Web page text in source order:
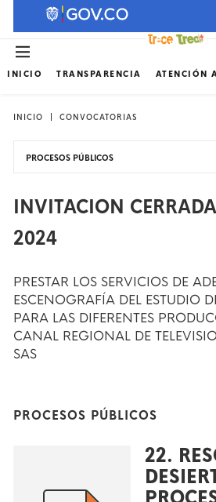
INICIO TRANSPARENCIA ATENCIÓN
INICIO CONVOCATORIAS
PROCESOS PÚBLICOS
INVITACION
2024
PRESTAR LOS SERVICIOS DE
ESCENOGRAFÍA DEL ESTUDIO
PARA LAS DIFERENTES
CANAL REGIONAL DE
SAS
PROCESOS PÚBLICOS
22.